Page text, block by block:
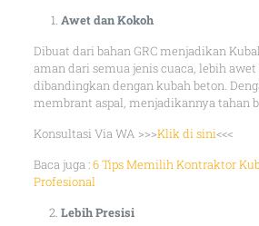
Awet dan Kokoh
Dibuat dari bahan GRC menjadikan
aman dari semua jenis cuaca, lebih
dibandingkan dengan kubah beton.
membrant aspal, menjadikannya tahan
Konsultasi Via WA >>>Klik di sini<<<
Baca juga :6 Tips Memilih Kontraktor
Profesional
Lebih Presisi